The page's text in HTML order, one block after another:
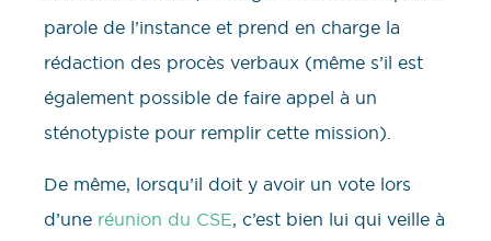
parole de l’instance et prend en charge la
rédaction des procès verbaux (même s’il est
également possible de faire appel à un
sténotypiste pour remplir cette mission).
De même, lorsqu’il doit y avoir un vote lors
d’une réunion du CSE, c’est bien lui qui veille à